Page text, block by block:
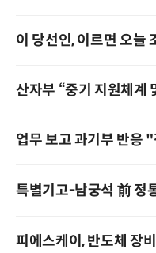
이 당선인, 이르면 오늘
산자부 “중기 지원체계
업무 보고 과기부 반응
특별기고-남궁석 前 정
피에스케이, 반도체 장